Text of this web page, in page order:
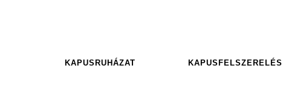
KAPUSRUHÁZAT KAPUSFELSZERELÉS